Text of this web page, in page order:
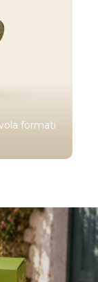
formati